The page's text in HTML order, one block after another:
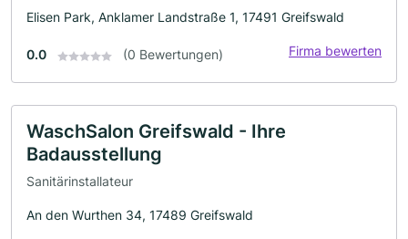
Elisen Park, Anklamer Landstraße 1, 17491 Greifswald
0.0 (0 Bewertungen) Firma bewerten
WaschSalon Greifswald - Ihre
Badausstellung
Sanitärinstallateur
An den Wurthen 34, 17489 Greifswald